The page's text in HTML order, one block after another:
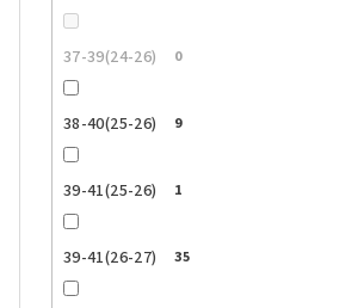
37-39(24-26) 0
38-40(25-26) 9
39-41(25-26) 1
39-41(26-27) 35